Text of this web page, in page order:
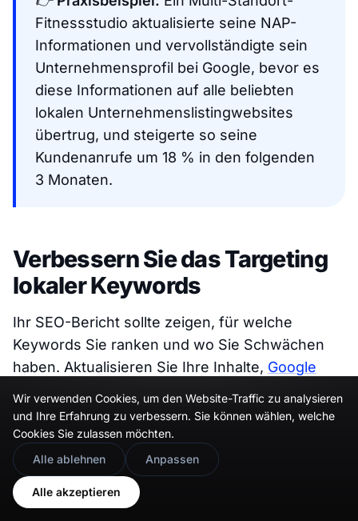
Fitnessstudio aktualisierte seine NAP-
Informationen und vervollständigte sein
Unternehmensprofil bei Google, bevor es
diese Informationen auf alle beliebten
lokalen Unternehmenslistingwebsites
übertrug, und steigerte so seine
Kundenanrufe um 18 % in den folgenden
3 Monaten.
Verbessern Sie das Targeting
lokaler Keywords
Ihr SEO-Bericht sollte zeigen, für welche
Keywords Sie ranken und wo Sie Schwächen
haben. Aktualisieren Sie Ihre Inhalte, Google
Lücken.
👉Praxisbeispiel:Ein Spa stellte fest,
dass es für “Massagetherapie in meiner
Wir verwenden Cookies, um den Website-Traffic zu analysieren
und Ihre Erfahrung zu verbessern. Sie können wählen, welche
Cookies Sie zulassen möchten.
Alle ablehnen
Anpassen
Alle akzeptieren
🇬🇧 Would you prefer this site in English?
View in English